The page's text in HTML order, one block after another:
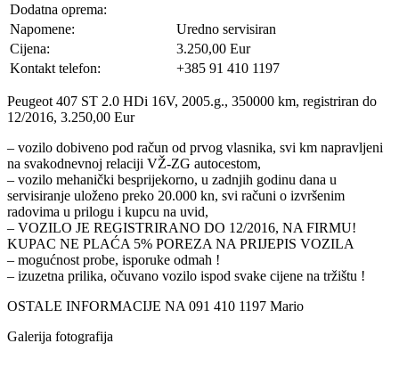
Dodatna oprema:
Napomene:
Uredno servisiran
Cijena:
3.250,00 Eur
Kontakt telefon:
+385 91 410 1197
Peugeot 407 ST 2.0 HDi 16V, 2005.g., 350000 km, registriran do
12/2016, 3.250,00 Eur
– vozilo dobiveno pod račun od prvog vlasnika, svi km napravljeni
na svakodnevnoj relaciji VŽ-ZG autocestom,
– vozilo mehanički besprijekorno, u zadnjih godinu dana u
servisiranje uloženo preko 20.000 kn, svi računi o izvršenim
radovima u prilogu i kupcu na uvid,
– VOZILO JE REGISTRIRANO DO 12/2016, NA FIRMU!
KUPAC NE PLAĆA 5% POREZA NA PRIJEPIS VOZILA
– mogućnost probe, isporuke odmah !
– izuzetna prilika, očuvano vozilo ispod svake cijene na tržištu !
OSTALE INFORMACIJE NA 091 410 1197 Mario
Galerija fotografija